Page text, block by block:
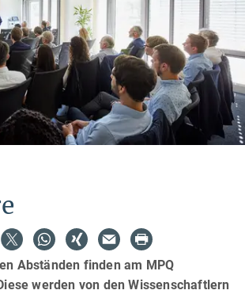
Abständen finden am MPQ
werden von den Wissenschaftlern